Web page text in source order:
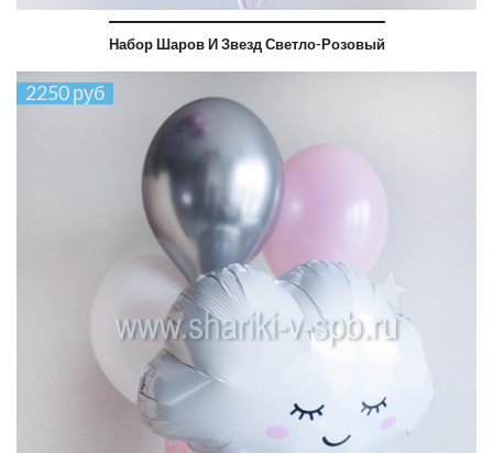
Набор Шаров И Звезд Светло-Розовый
2250 руб